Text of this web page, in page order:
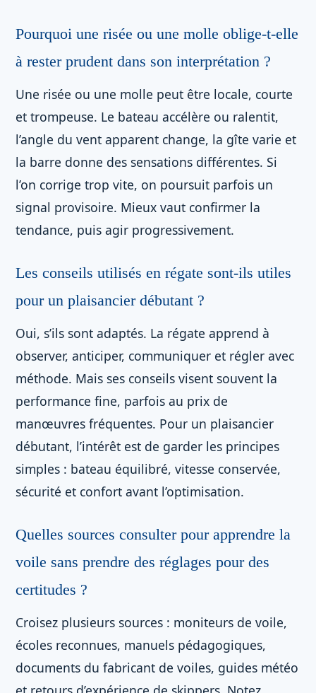
Pourquoi une risée ou une molle oblige-t-elle
à rester prudent dans son interprétation ?
Une risée ou une molle peut être locale, courte
et trompeuse. Le bateau accélère ou ralentit,
l’angle du vent apparent change, la gîte varie et
la barre donne des sensations différentes. Si
l’on corrige trop vite, on poursuit parfois un
signal provisoire. Mieux vaut confirmer la
tendance, puis agir progressivement.
Les conseils utilisés en régate sont-ils utiles
pour un plaisancier débutant ?
Oui, s’ils sont adaptés. La régate apprend à
observer, anticiper, communiquer et régler avec
méthode. Mais ses conseils visent souvent la
performance fine, parfois au prix de
manœuvres fréquentes. Pour un plaisancier
débutant, l’intérêt est de garder les principes
simples : bateau équilibré, vitesse conservée,
sécurité et confort avant l’optimisation.
Quelles sources consulter pour apprendre la
voile sans prendre des réglages pour des
certitudes ?
Croisez plusieurs sources : moniteurs de voile,
écoles reconnues, manuels pédagogiques,
documents du fabricant de voiles, guides météo